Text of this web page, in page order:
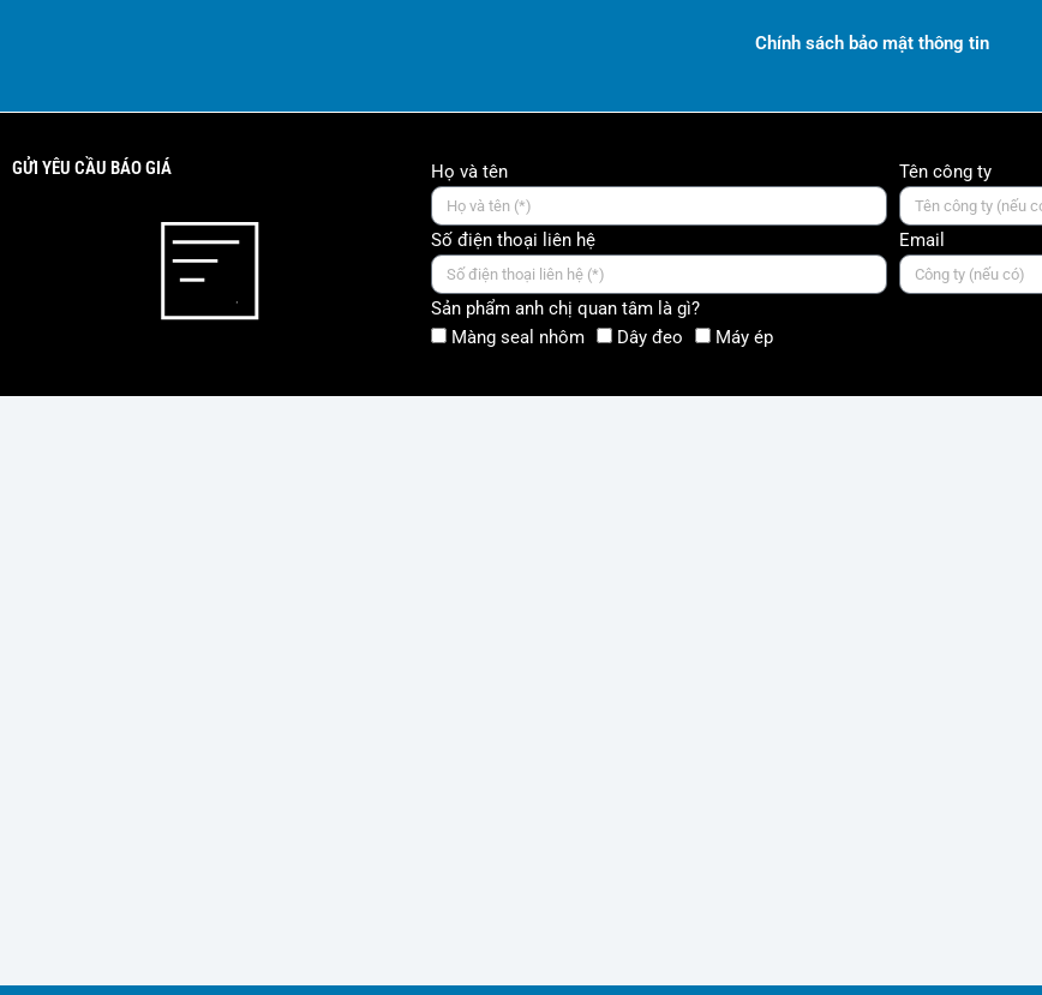
Chính sách bảo mật thông tin
GỬI YÊU CẦU BÁO GIÁ Họ và tên Tên công ty
Số điện thoại liên hệ Email
Sản phẩm anh chị quan tâm là gì?
Màng seal nhôm
Dây đeo Máy ép